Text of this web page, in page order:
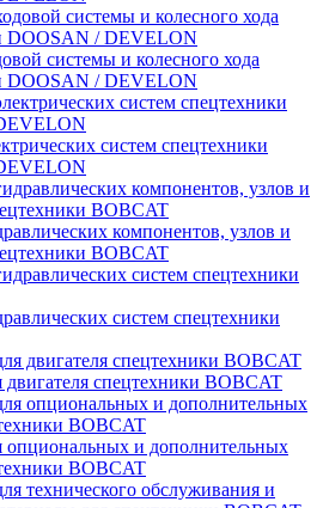
системы и колесного хода
DOOSAN / DEVELON
систем спецтехники
компонентов, узлов и
BOBCAT
систем спецтехники
двигателя спецтехники BOBCAT
опциональных и дополнительных
BOBCAT